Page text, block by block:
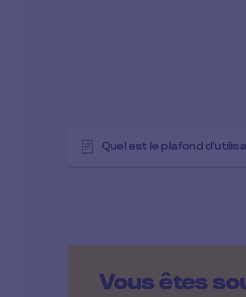
Quel est le plafond
Vous êtes